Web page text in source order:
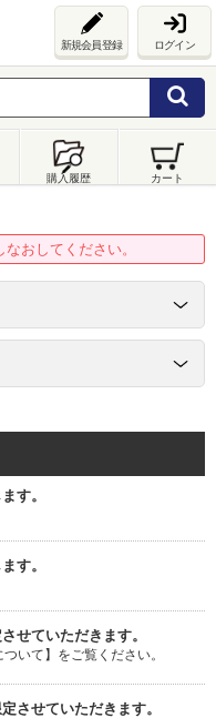
新規会員登録 ログイン
購入履歴 カート
おしてください。
す。
す。
せていただきます。
いて】をご覧ください。
させていただきます。